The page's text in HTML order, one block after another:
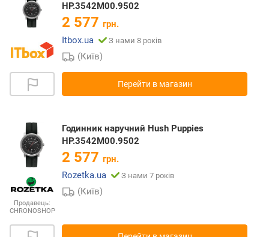
HP.3542M00.9502
2 577 грн.
Itbox.ua
З нами 8 років
(Київ)
Перейти в магазин
Продавець:
CHRONOSHOP
Годинник наручний Hush Puppies
HP.3542M00.9502
2 577 грн.
Rozetka.ua
З нами 7 років
(Київ)